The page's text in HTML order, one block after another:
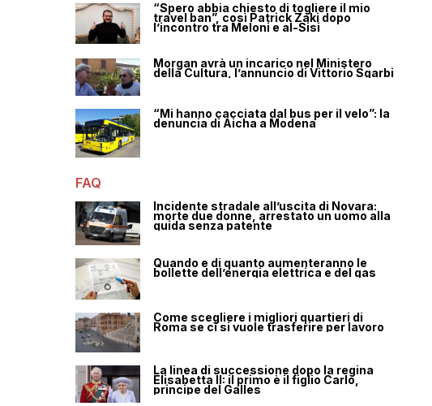
“Spero abbia chiesto di togliere il mio
travel ban”, così Patrick Zaki dopo
l’incontro tra Meloni e al-Sisi
Morgan avrà un incarico nel Ministero
della Cultura, l’annuncio di Vittorio Sgarbi
“Mi hanno cacciata dal bus per il velo”: la
denuncia di Aicha a Modena
FAQ
Incidente stradale all’uscita di Novara:
morte due donne, arrestato un uomo alla
guida senza patente
Quando e di quanto aumenteranno le
bollette dell’energia elettrica e del gas
Come scegliere i migliori quartieri di
Roma se ci si vuole trasferire per lavoro
La linea di successione dopo la regina
Elisabetta II: il primo è il figlio Carlo,
principe del Galles